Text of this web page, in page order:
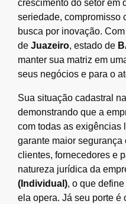
crescimento do setor em
seriedade, compromisso
busca por inovação.
de Juazeiro, estado de
manter sua matriz em
seus negócios e para o
Sua situação cadastral
demonstrando que a
com todas as exigências
garante maior
clientes, fornecedores e
natureza jurídica da
(Individual), o que
ela opera. Já seu porte é